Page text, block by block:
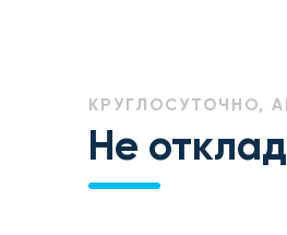
КРУГЛОСУТОЧНО,
Не